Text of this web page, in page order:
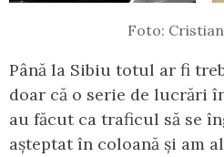
Foto:
Până la Sibiu totul ar fi
doar că o serie de lucrări
au făcut ca traficul să se
așteptat în coloană și am